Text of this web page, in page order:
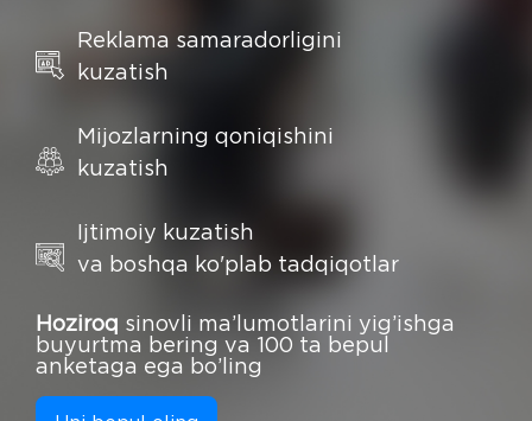
Reklama samaradorligini
kuzatish
Mijozlarning qoniqishini
kuzatish
Ijtimoiy kuzatish
va boshqa ko'plab tadqiqotlar
Hoziroq sinovli ma’lumotlarini yig’ishga
buyurtma bering va 100 ta bepul
anketaga ega bo’ling